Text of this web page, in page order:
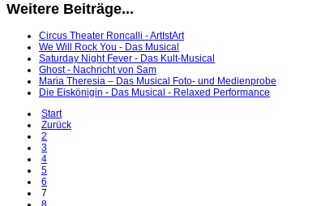
Weitere Beiträge...
Circus Theater Roncalli - ArtIstArt
We Will Rock You - Das Musical
Saturday Night Fever - Das Kult-Musical
Ghost - Nachricht von Sam
Maria Theresia – Das Musical Foto- und Medienprobe
Die Eiskönigin - Das Musical - Relaxed Performance
Start
Zurück
2
3
4
5
6
7